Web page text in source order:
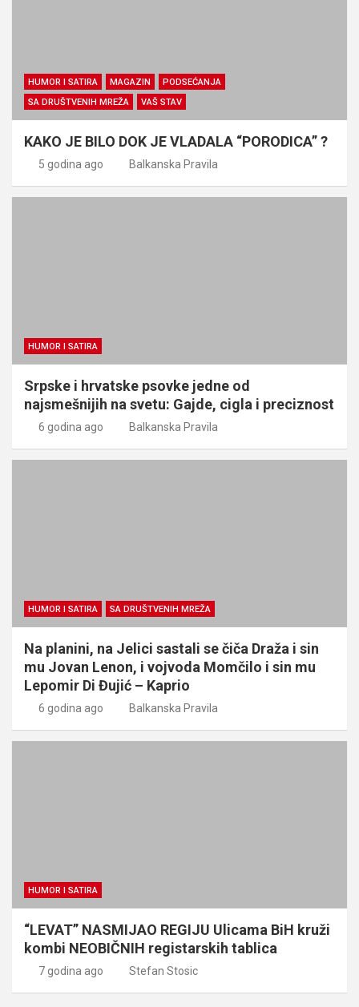
HUMOR I SATIRA MAGAZIN
PODSEĆANJA
SA DRUŠTVENIH MREŽA
VAŠ STAV
KAKO JE BILO DOK JE VLADALA “PORODICA” ?
5 godina ago Balkanska Pravila
HUMOR I SATIRA
Srpske i hrvatske psovke jedne od
najsmešnijih na svetu: Gajde, cigla i preciznost
6 godina ago Balkanska Pravila
HUMOR I SATIRA SA DRUŠTVENIH MREŽA
Na planini, na Jelici sastali se čiča Draža i sin
mu Jovan Lenon, i vojvoda Momčilo i sin mu
Lepomir Di Đujić – Kaprio
6 godina ago Balkanska Pravila
HUMOR I SATIRA
“LEVAT” NASMIJAO REGIJU Ulicama BiH kruži
kombi NEOBIČNIH registarskih tablica
7 godina ago Stefan Stosic